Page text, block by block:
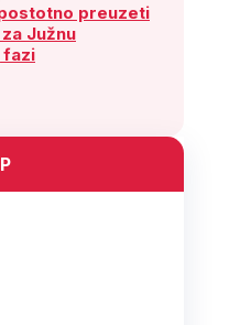
preuzeti
Južnu
fazi